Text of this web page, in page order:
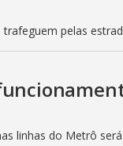
pelas
linhas do Metrô